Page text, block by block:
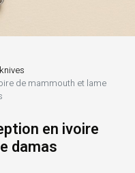
de mammouth et lame
en ivoire
damas